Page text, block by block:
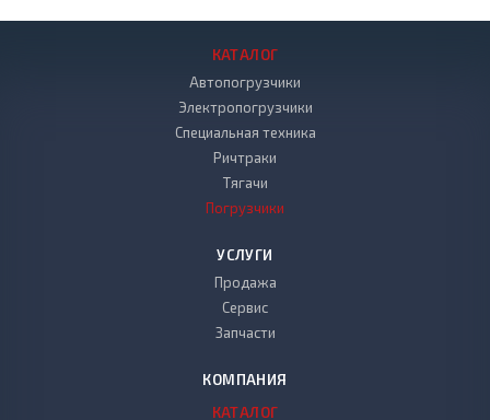
КАТАЛОГ
Автопогрузчики
Электропогрузчики
Специальная техника
Ричтраки
Тягачи
Погрузчики
УСЛУГИ
Продажа
Сервис
Запчасти
КОМПАНИЯ
КАТАЛОГ